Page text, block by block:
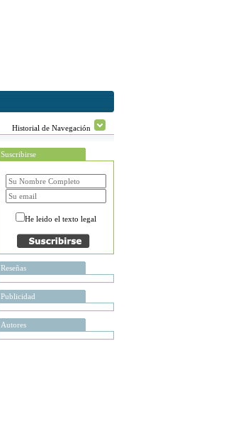
Historial de Navegación
Suscribirse
He leido el texto legal
Reseñas
Publicidad
Autores